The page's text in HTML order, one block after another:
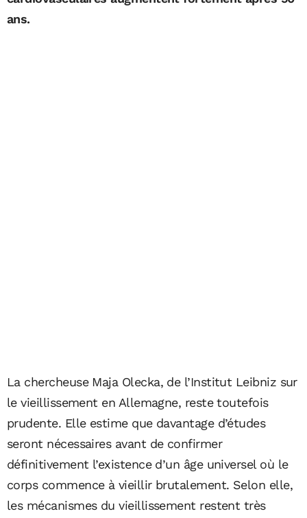
ans.
La chercheuse Maja Olecka, de l’Institut Leibniz sur
le vieillissement en Allemagne, reste toutefois
prudente. Elle estime que davantage d’études
seront nécessaires avant de confirmer
définitivement l’existence d’un âge universel où le
corps commence à vieillir brutalement. Selon elle,
les mécanismes du vieillissement restent très